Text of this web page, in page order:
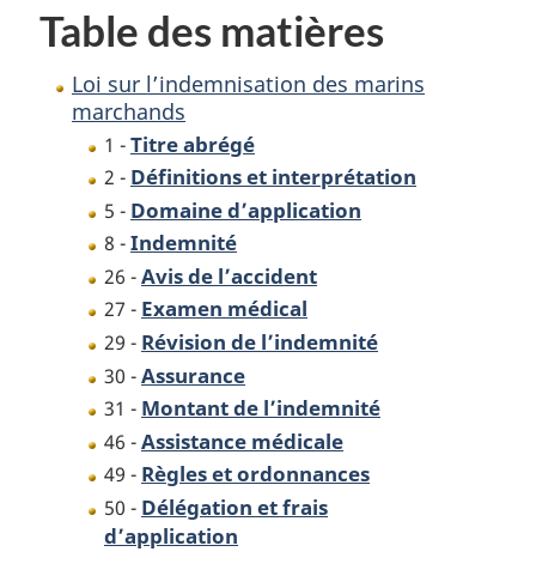
Table des matières
Loi sur l’indemnisation des marins
marchands
1 -Titre abrégé
2 - Définitions et interprétation
5 - Domaine d’application
8 -Indemnité
26 -Avis de l’accident
27 - Examen médical
29 - Révision de l’indemnité
30 -Assurance
31 - Montant de l’indemnité
46 -Assistance médicale
49 - Règles et ordonnances
50 - Délégation et frais
d’application